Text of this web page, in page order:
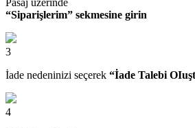
“Siparişlerim” sekmesine girin
3
İade nedeninizi seçerek “İade Talebi
4